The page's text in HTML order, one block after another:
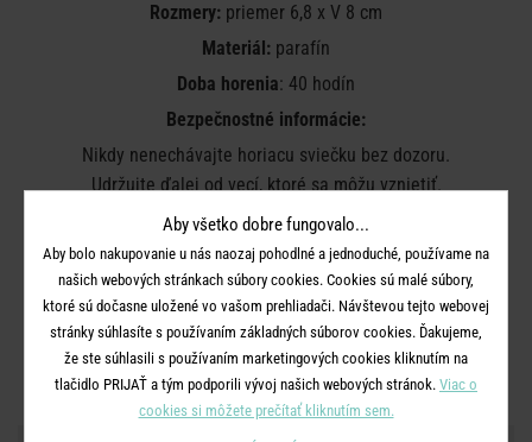
Rozmery: priemer 6,8 x V 8 cm
Materiál: parafín
Doba horenia: 40 hodín
Bezpečnostné informácie:
Nikdy nenechávajte horiacu sviečku bez dozoru.
Udržujte ďalej od vecí, ktoré sa môžu vznietiť.
Uchovávajte mimo dosahu detí a domácich zvierat.
Udržujte sviečky aspoň 10 cm od seba.
Nepáľte v prievane.
Neumiestňujte do blízkosti zdroja tepla.
Zastrihnite knôt na 1 cm.
Plameň zhášajte. Nesfúkajte ho.
Aby všetko dobre fungovalo...
Aby bolo nakupovanie u nás naozaj pohodlné a jednoduché, používame na
našich webových stránkach súbory cookies. Cookies sú malé súbory,
ktoré sú dočasne uložené vo vašom prehliadači. Návštevou tejto webovej
stránky súhlasíte s používaním základných súborov cookies. Ďakujeme,
že ste súhlasili s používaním marketingových cookies kliknutím na
tlačidlo PRIJAŤ a tým podporili vývoj našich webových stránok. Viac o
cookies si môžete prečítať kliknutím sem.